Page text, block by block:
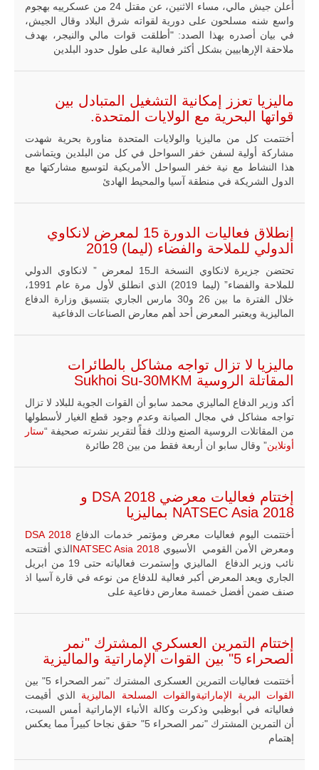
أعلن جيش مالي، مساء الاثنين، عن مقتل 24 من عسكرييه بهجوم
واسع شنه مسلحون على دورية لقواته شرق البلاد وقال الجيش،
في بيان أصدره بهذا الصدد: "أطلقت قوات مالي والنيجر، بهدف
ملاحقة الإرهابيين بشكل أكثر فعالية على طول حدود البلدين
ماليزيا تعزز إمكانية التشغيل المتبادل بين
قواتها البحرية مع الولايات المتحدة.
أختتمت كل من ماليزيا والولايات المتحدة مناورة بحرية شهدت
مشاركة أولية لسفن خفر السواحل في كل من البلدين ويتماشى
هذا النشاط مع نية خفر السواحل الأمريكية لتوسيع مشاركتها مع
الدول الشريكة في منطقة آسيا والمحيط الهادئ
إنطلاق فعاليات الدورة 15 لمعرض لانكاوي
الدولي للملاحة والفضاء (ليما) 2019
تحتضن جزيرة لانكاوي النسخة الـ15 لمعرض ” لانكاوي الدولي
للملاحة والفضاء” (ليما 2019) الذي انطلق لأول مرة عام 1991،
خلال الفترة ما بين 26 و30 مارس الجاري بتنسيق وزارة الدفاع
الماليزية ويعتبر المعرض أحد أهم معارض الصناعات الدفاعية
ماليزيا لا تزال تواجه مشاكل بالطائرات
المقاتلة الروسية Sukhoi Su-30MKM
أكد وزير الدفاع الماليزي محمد سابو أن القوات الجوية للبلاد لا تزال
تواجه مشاكل في مجال الصيانة وعدم وجود قطع الغيار لأسطولها
من المقاتلات الروسية الصنع وذلك فقاً لتقرير نشرته صحيفة “ستار
أونلاين” وقال سابو ان أربعة فقط من بين 28 طائرة
إختتام فعاليات معرضي DSA 2018 و
NATSEC Asia 2018 بماليزيا
أختتمت اليوم فعاليات معرض ومؤتمر خدمات الدفاع DSA 2018
ومعرض الأمن القومي الأسيويNATSEC Asia 2018الذي أفتتحه
نائب وزير الدفاع الماليزي وإستمرت فعالياته حتى 19 من ابريل
الجاري ويعد المعرض أكبر فعالية للدفاع من نوعه في قارة آسيا اذ
صنف ضمن أفضل خمسة معارض دفاعية على
إختتام التمرين العسكري المشترك "نمر
الصحراء 5" بين القوات الإماراتية والماليزية
أختتمت فعاليات التمرين العسكرى المشترك "نمر الصحراء 5" بين
القوات البرية الإماراتيةوالقوات المسلحة الماليزية الذي أقيمت
فعالياته في أبوظبي وذكرت وكالة الأنباء الإماراتية أمس السبت،
أن التمرين المشترك "نمر الصحراء 5" حقق نجاحا كبيراً مما يعكس
إهتمام